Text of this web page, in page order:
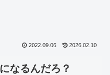
2022.09.06 2026.02.10
なるんだろ？